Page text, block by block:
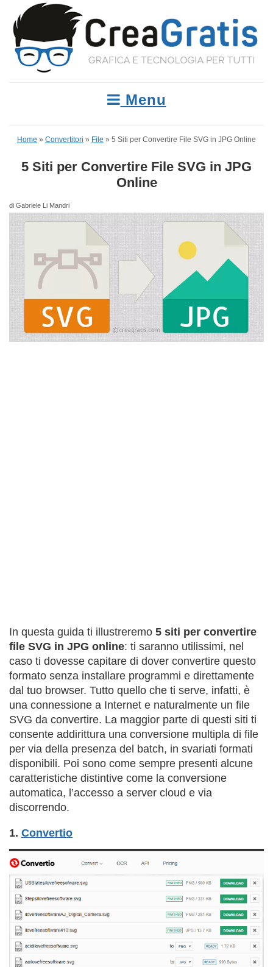
Menu
Home » Convertitori » File » 5 Siti per Convertire File SVG in JPG Online
5 Siti per Convertire File SVG in JPG
Online
di Gabriele Li Mandri
In questa guida ti illustreremo 5 siti per convertire
file SVG in JPG online: ti saranno utilissimi, nel
caso ti dovesse capitare di dover convertire questo
formato senza installare programmi e direttamente
dal tuo browser. Tutto quello che ti serve, infatti, è
una connessione a Internet e naturalmente un file
SVG da convertire. La maggior parte di questi siti ti
consente addirittura una conversione multipla di file
per via della presenza del batch, in svariati formati
disponibili. Poi sono come sempre presenti alcune
caratteristiche distintive come la conversione
automatica, l’accesso a server cloud e via
discorrendo.
1. Convertio